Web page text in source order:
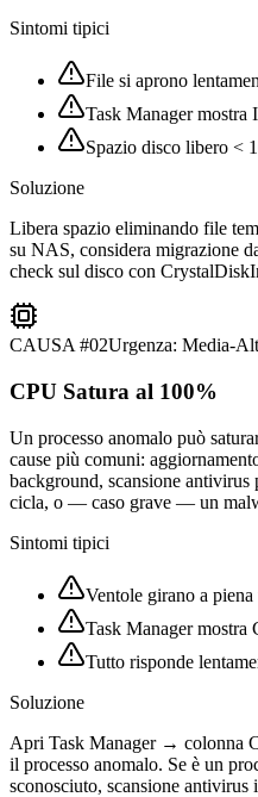
Sintomi tipici
File si aprono
Task Manager mostra
Spazio disco libero <
Soluzione
Libera spazio eliminando file
su NAS, considera migrazione
check sul disco con
CAUSA #02Urgenza: Media-
CPU Satura al 100%
Un processo anomalo può
cause più comuni:
background, scansione antivirus
cicla, o — caso grave — un
Sintomi tipici
Ventole girano a piena
Task Manager mostra
Tutto risponde
Soluzione
Apri Task Manager → colonna
il processo anomalo. Se è un
sconosciuto, scansione antivirus